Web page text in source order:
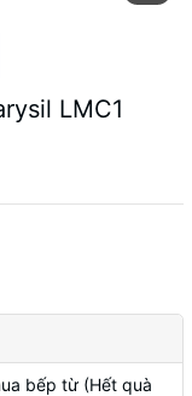
LMC1
bếp từ (Hết quà